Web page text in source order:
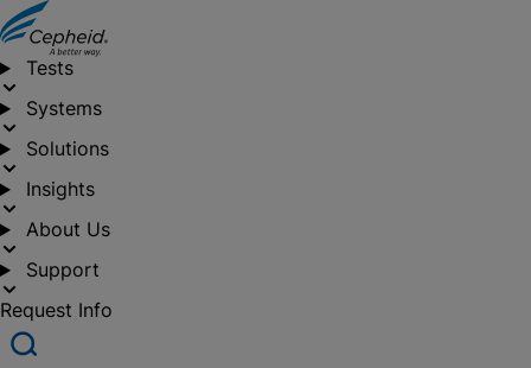
Tests
Systems
Solutions
Insights
About Us
Support
Request Info